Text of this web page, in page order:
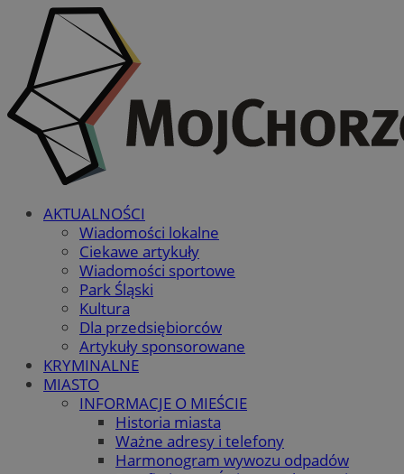
AKTUALNOŚCI
Wiadomości lokalne
Ciekawe artykuły
Wiadomości sportowe
Park Śląski
Kultura
Dla przedsiębiorców
Artykuły sponsorowane
KRYMINALNE
MIASTO
INFORMACJE O MIEŚCIE
Historia miasta
Ważne adresy i telefony
Harmonogram wywozu odpadów